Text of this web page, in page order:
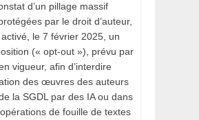
d’un pillage massif
par le droit d’auteur,
le 7 février 2025, un
(« opt-out »), prévu par
vigueur, afin d’interdire
des œuvres des auteurs
la SGDL par des IA ou dans
de fouille de textes